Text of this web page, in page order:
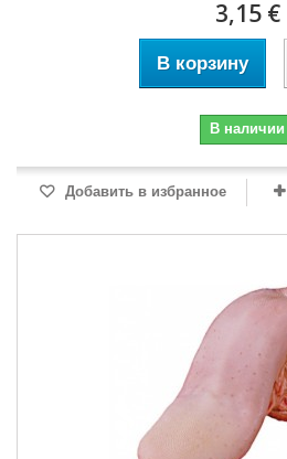
3,15 €
В корзину
В наличии
Добавить в избранное